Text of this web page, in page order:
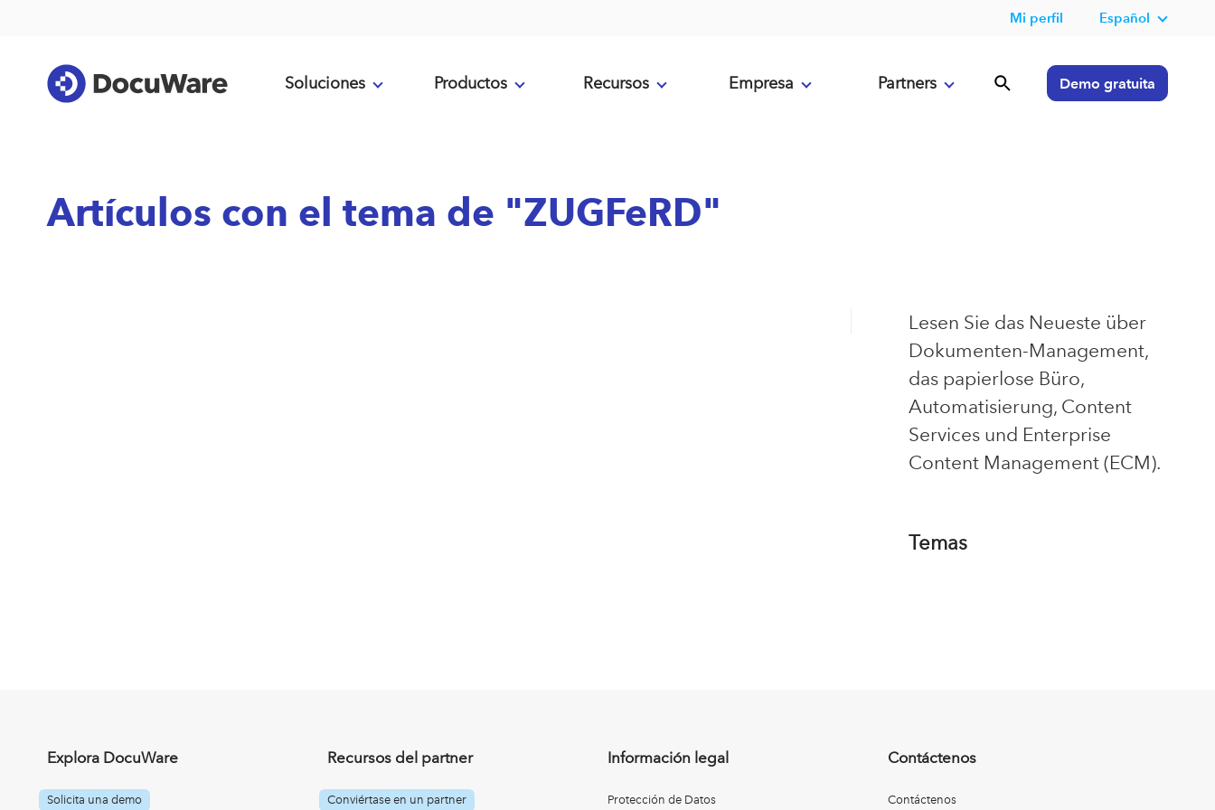
Mi perfil Español
Soluciones Productos Recursos Empresa Partners Demo gratuita
Artículos con el tema de "ZUGFeRD"
Lesen Sie das Neueste über
Dokumenten-Management,
das papierlose Büro,
Automatisierung, Content
Services und Enterprise
Content Management (ECM).
Temas
Explora DocuWare
Solicita una demo
Recursos del partner
Conviértase en un partner
Información legal
Protección de Datos
Contáctenos
Contáctenos